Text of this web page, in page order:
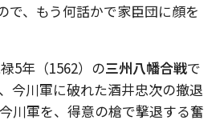
で、もう何話かで家臣団に顔を
5年（1562）の三州八幡合戦で
今川軍に破れた酒井忠次の撤退
川軍を、得意の槍で撃退する奮